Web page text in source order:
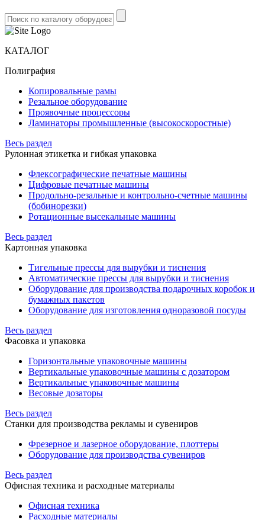
КАТАЛОГ
Полиграфия
Копировальные рамы
Резальное оборудование
Проявочные процессоры
Ламинаторы промышленные (высокоскоростные)
Весь раздел
Рулонная этикетка и гибкая упаковка
Флексографические печатные машины
Цифровые печатные машины
Продольно-резальные и контрольно-счетные машины
(бобинорезки)
Ротационные высекальные машины
Весь раздел
Картонная упаковка
Тигельные прессы для вырубки и тиснения
Автоматические прессы для вырубки и тиснения
Оборудование для производства подарочных коробок и
бумажных пакетов
Оборудование для изготовления одноразовой посуды
Весь раздел
Фасовка и упаковка
Горизонтальные упаковочные машины
Вертикальные упаковочные машины с дозатором
Вертикальные упаковочные машины
Весовые дозаторы
Весь раздел
Станки для производства рекламы и сувениров
Фрезерное и лазерное оборудование, плоттеры
Оборудование для производства сувениров
Весь раздел
Офисная техника и расходные материалы
Офисная техника
Расходные материалы